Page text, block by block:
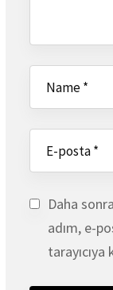
Daha
adım, e-